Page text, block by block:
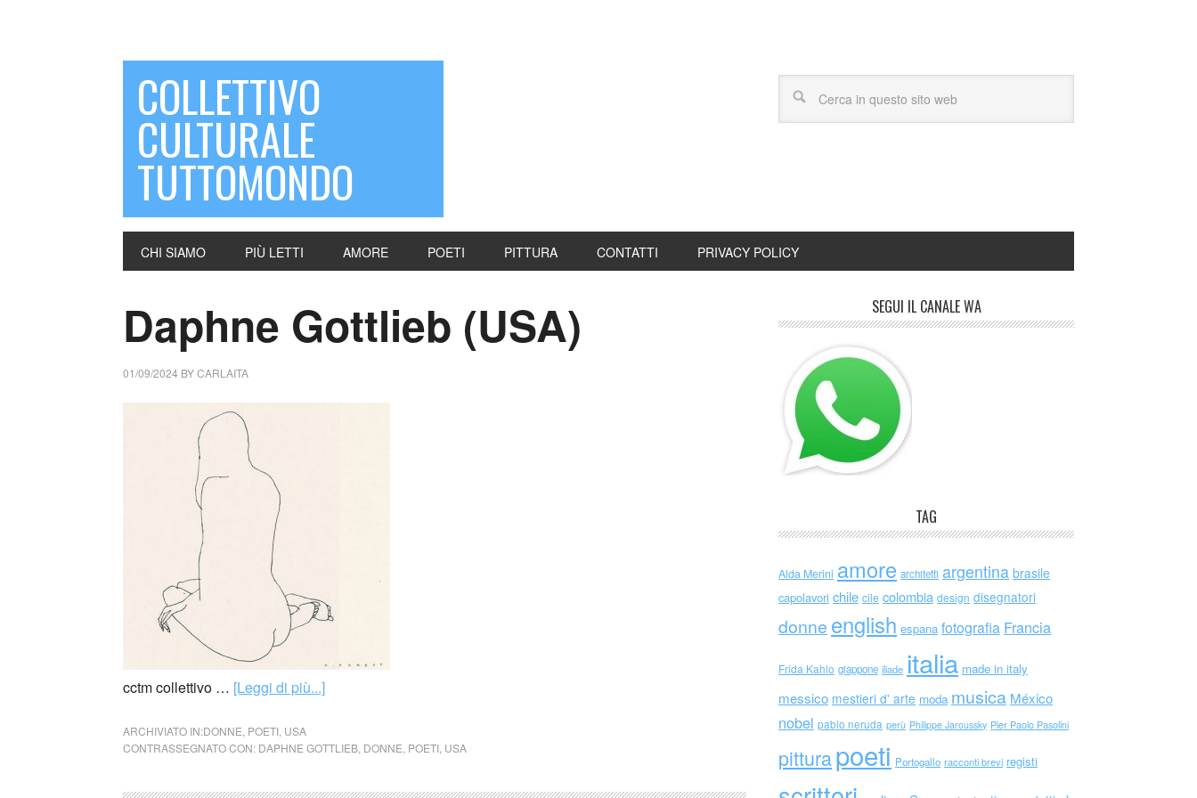
COLLETTIVO
CULTURALE
TUTTOMONDO
CHI SIAMO PIÙ LETTI AMORE POETI PITTURA CONTATTI PRIVACY POLICY
Daphne Gottlieb (USA)
01/09/2024 BYCARLAITA
cctm collettivo … [Leggi di più...]
ARCHIVIATO IN:DONNE POETI USA
CONTRASSEGNATO CON: DAPHNE GOTTLIEB DONNE POETI USA
SEGUI IL CANALE WA
TAG
Alda Merini amore architetti argentina brasile
capolavori chile cile colombia design disegnatori
donne english espana fotografia Francia
Frida Kahlo giappone iliade italia made in italy
messico mestieri d' arte moda musica México
nobel pablo neruda perù Philippe Jaroussky Pier Paolo Pasolini
pitturapoeti Portogallo racconti brevi registi